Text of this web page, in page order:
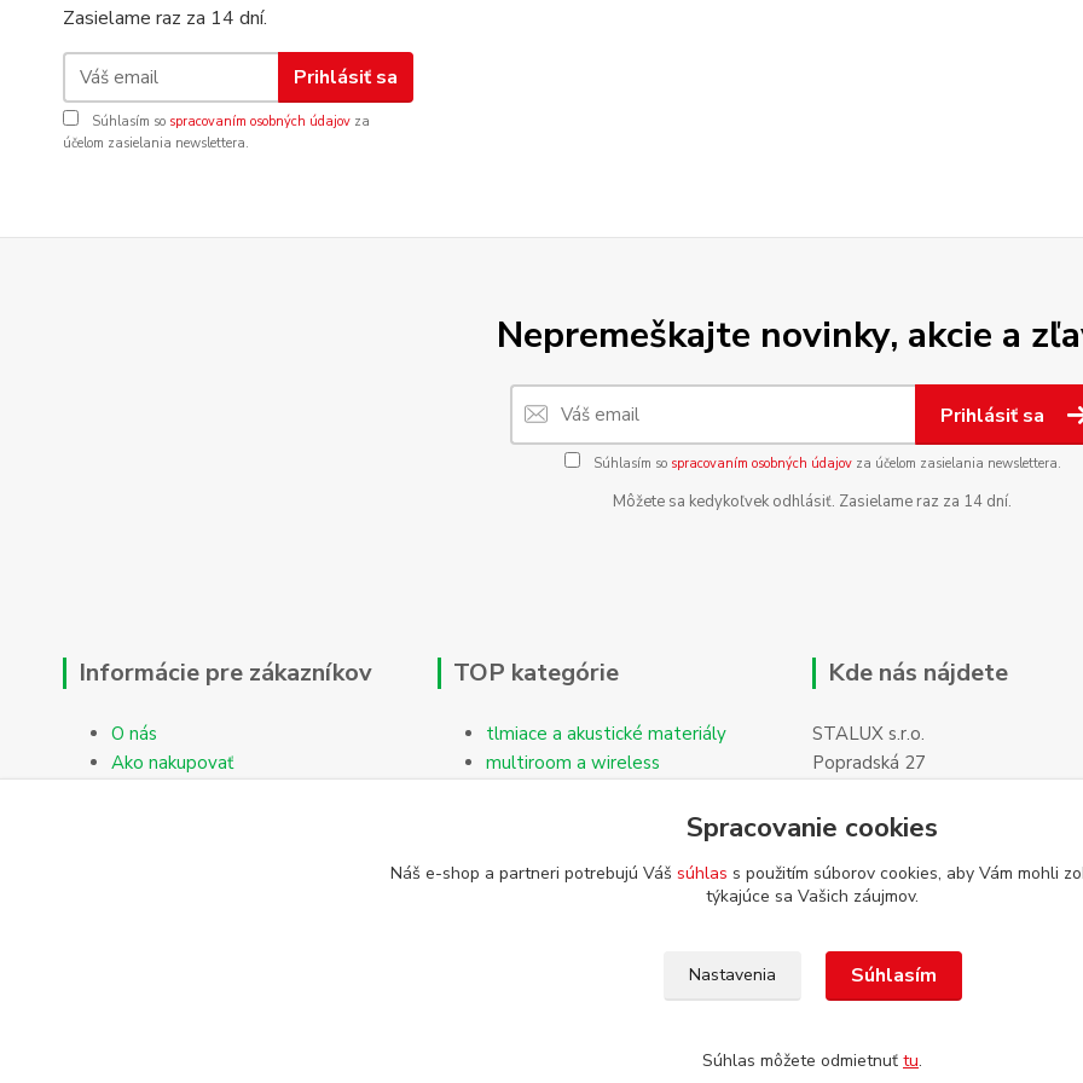
Zasielame raz za 14 dní.
Prihlásiť sa
Súhlasím so spracovaním osobných údajov za
účelom zasielania newslettera.
Nepremeškajte novinky, akcie a
Prihlásiť sa
Súhlasím so spracovaním osobných údajovza účelom zasielania newslettera.
Môžete sa kedykoľvek odhlásiť. Zasielame raz za 14 dní.
Informácie pre zákazníkov
O nás
Ako nakupovať
TOP kategórie
tlmiace a akustické materiály
multiroom a wireless
Kde nás nájdete
STALUX s.r.o.
Popradská 27
Spracovanie cookies
Náš e-shop a partneri potrebujú Váš súhlas s použitím súborov cookies, aby Vám mohli
týkajúce sa Vašich záujmov.
Nastavenia Súhlasím
Súhlas môžete odmietnuť tu.